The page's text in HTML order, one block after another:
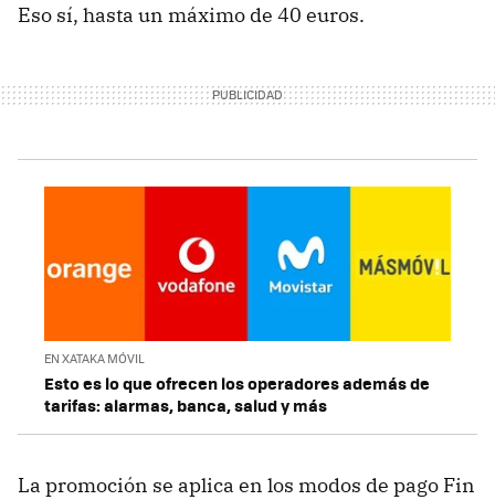
Eso sí, hasta un máximo de 40 euros.
EN XATAKA MÓVIL
Esto es lo que ofrecen los operadores además de
tarifas: alarmas, banca, salud y más
La promoción se aplica en los modos de pago Fin